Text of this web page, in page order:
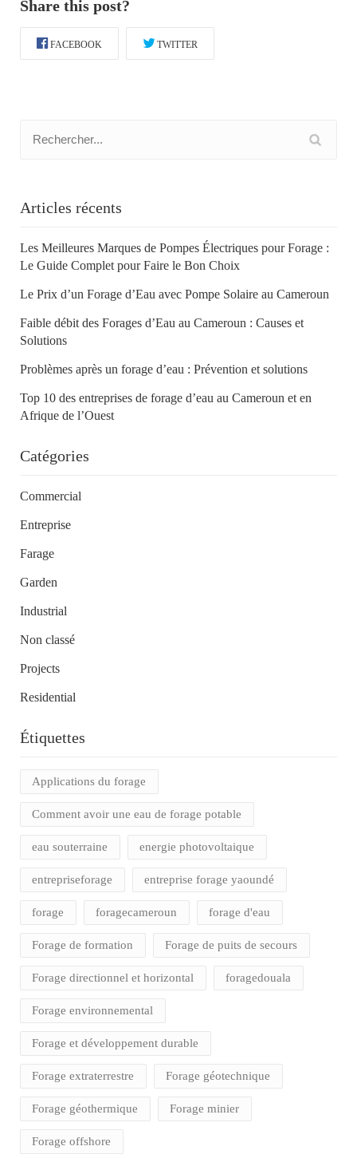
Share this post?
FACEBOOK TWITTER
Articles récents
Les Meilleures Marques de Pompes Électriques pour Forage :
Le Guide Complet pour Faire le Bon Choix
Le Prix d’un Forage d’Eau avec Pompe Solaire au Cameroun
Faible débit des Forages d’Eau au Cameroun : Causes et
Solutions
Problèmes après un forage d’eau : Prévention et solutions
Top 10 des entreprises de forage d’eau au Cameroun et en
Afrique de l’Ouest
Catégories
Commercial
Entreprise
Farage
Garden
Industrial
Non classé
Projects
Residential
Étiquettes
Applications du forage
Comment avoir une eau de forage potable
eau souterraine energie photovoltaique
entrepriseforage entreprise forage yaoundé
forage foragecameroun forage d'eau
Forage de formation Forage de puits de secours
Forage directionnel et horizontal foragedouala
Forage environnemental
Forage et développement durable
Forage extraterrestre Forage géotechnique
Forage géothermique Forage minier
Forage offshore